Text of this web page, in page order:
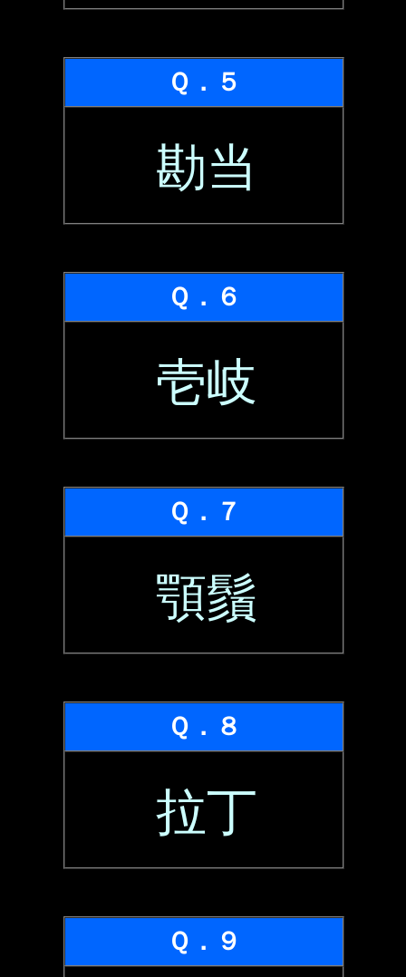
Ｑ．５
勘当
Ｑ．６
壱岐
Ｑ．７
顎鬚
Ｑ．８
拉丁
Ｑ．９